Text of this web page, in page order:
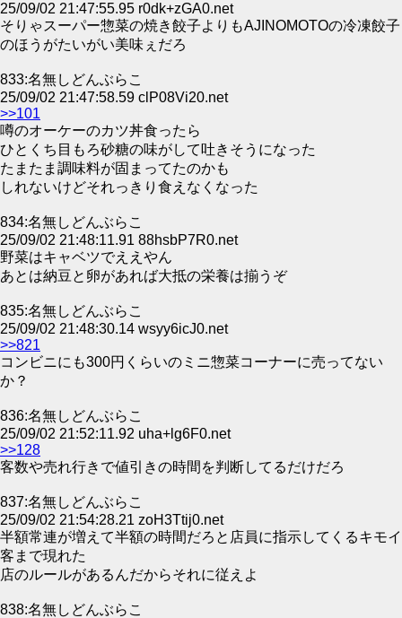
25/09/02 21:47:55.95 r0dk+zGA0.net
そりゃスーパー惣菜の焼き餃子よりもAJINOMOTOの冷凍餃子
のほうがたいがい美味ぇだろ
833:名無しどんぶらこ
25/09/02 21:47:58.59 clP08Vi20.net
>>101
噂のオーケーのカツ丼食ったら
ひとくち目もろ砂糖の味がして吐きそうになった
たまたま調味料が固まってたのかも
しれないけどそれっきり食えなくなった
834:名無しどんぶらこ
25/09/02 21:48:11.91 88hsbP7R0.net
野菜はキャベツでええやん
あとは納豆と卵があれば大抵の栄養は揃うぞ
835:名無しどんぶらこ
25/09/02 21:48:30.14 wsyy6icJ0.net
>>821
コンビニにも300円くらいのミニ惣菜コーナーに売ってない
か？
836:名無しどんぶらこ
25/09/02 21:52:11.92 uha+lg6F0.net
>>128
客数や売れ行きで値引きの時間を判断してるだけだろ
837:名無しどんぶらこ
25/09/02 21:54:28.21 zoH3Ttij0.net
半額常連が増えて半額の時間だろと店員に指示してくるキモイ
客まで現れた
店のルールがあるんだからそれに従えよ
838:名無しどんぶらこ